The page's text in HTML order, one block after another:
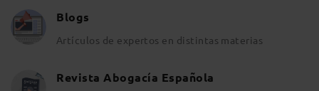
Blogs
Artículos de expertos en distintas materias
Revista Abogacía Española